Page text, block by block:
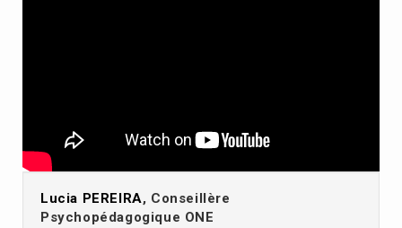
Lucia PEREIRA, Conseillère
Psychopédagogique ONE